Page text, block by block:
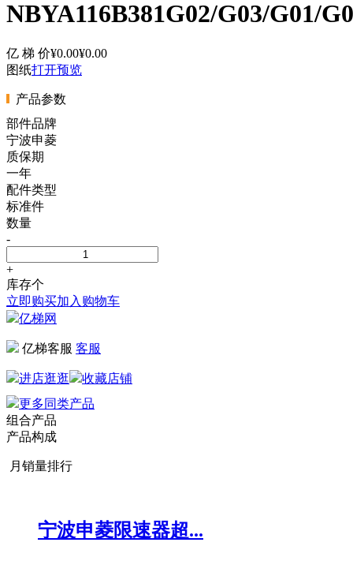
NBYA116B381G02/G03/G01/
亿 梯 价¥0.00¥0.00
图纸打开预览
产品参数
部件品牌
宁波申菱
质保期
一年
配件类型
标准件
数量
-
+
库存个
立即购买加入购物车
亿梯网
亿梯客服 客服
进店逛逛
收藏店铺
更多同类产品
组合产品
产品构成
月销量排行
宁波申菱限速器超...